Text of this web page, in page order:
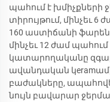
պահում է
տիրույթում, մինչեւ
160 աստիճանի
մինչեւ 12 ժամ
կատարողականը
ավանդական
բաժակները,
նույն բավարար